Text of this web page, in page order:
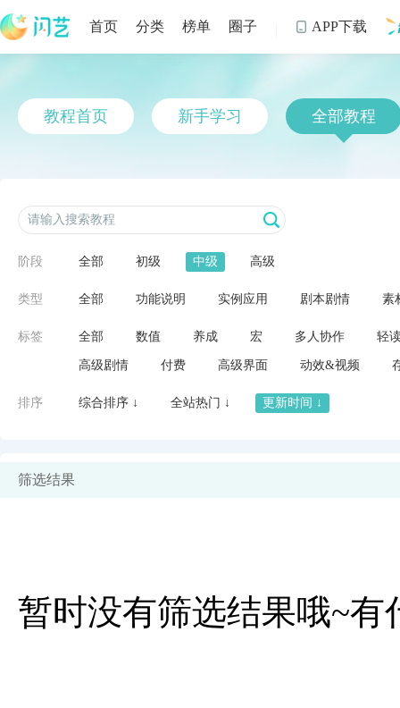
首页 分类 榜单 圈子  APP下载
教程首页 新手学习 全部教程
阶段 全部 初级 中级 高级
类型 全部 功能说明 实例应用 剧本剧情 素
标签 全部 数值 养成 宏 多人协作 轻
高级剧情 付费 高级界面 动效&视频
排序 综合排序 ↓ 全站热门 ↓ 更新时间 ↓
筛选结果
暂时没有筛选结果哦~